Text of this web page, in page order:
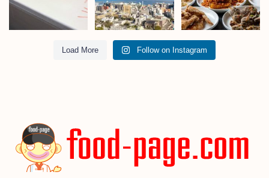
Load More Follow on Instagram